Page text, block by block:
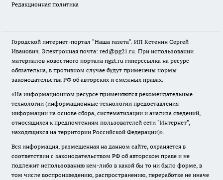
Редакционная политика
Городской интернет-портал "Наша газета". ИП Кстенин Сергей
Иванович. Электронная почта: red@pg21.ru. При использовании
материалов новостного портала ngzt.ru гиперссылка на ресурс
обязательна, в противном случае будут применены нормы
законодательства РФ об авторских и смежных правах.
«На информационном ресурсе применяются рекомендательные
технологии (информационные технологии предоставления
информации на основе сбора, систематизации и анализа сведений,
относящихся к предпочтениям пользователей сети "Интернет",
находящихся на территории Российской Федерации)».
Вся информация, размещенная на данном сайте, охраняется в
соответствии с законодательством РФ об авторском праве и не
подлежит использованию кем-либо в какой бы то ни было форме, в
том числе воспроизведению, распространению, переработке не иначе